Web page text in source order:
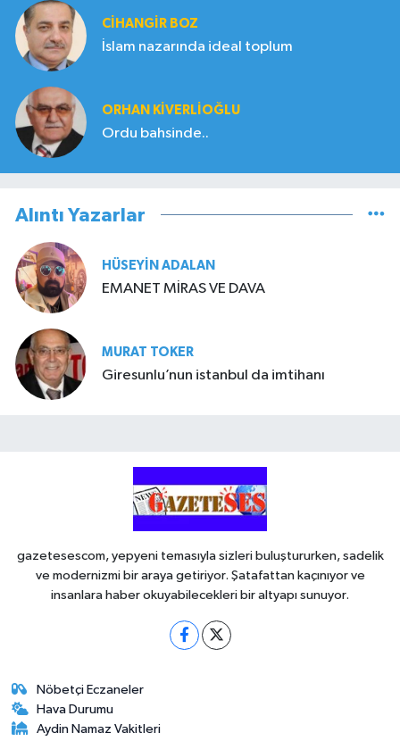
CIHANGIR BOZ
İslam nazarında ideal toplum
ORHAN KIVERLIOĞLU
Ordu bahsinde..
Alıntı Yazarlar
HÜSEYIN ADALAN
EMANET MİRAS VE DAVA
MURAT TOKER
Giresunlu’nun istanbul da imtihanı
gazetesescom, yepyeni temasıyla sizleri buluştururken, sadelik
ve modernizmi bir araya getiriyor. Şatafattan kaçınıyor ve
insanlara haber okuyabilecekleri bir altyapı sunuyor.
Nöbetçi Eczaneler
Hava Durumu
Aydin Namaz Vakitleri